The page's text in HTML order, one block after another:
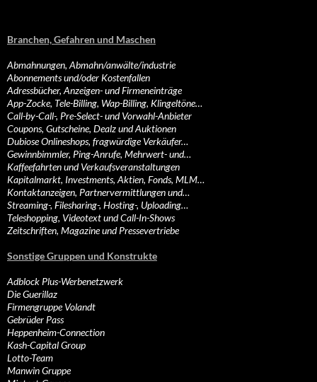
Branchen, Gefahren und Maschen
Abmahnungen, Abmahn/anwälte/industrie
Abonnements und/oder Kostenfallen
Adressbücher, Anzeigen- und Firmeneinträge
App-Zocke, Tele-Billing, Wap-Billing, Klingeltöne…
Call-by-Call-, Pre-Select- und Vorwahl-Anbieter
Coupons, Gutscheine, Dealz und Auktionen
Dubiose Onlineshops, fragwürdige Verkäufer…
Gewinnbimmler, Ping-Anrufe, Mehrwert- und…
Kaffeefahrten und Verkaufsveranstaltungen
Kapitalmarkt, Investments, Aktien, Fonds, MLM…
Kontaktanzeigen, Partnervermittlungen und…
Streaming-, Filesharing-, Hosting-, Uploading…
Teleshopping, Videotext und Call-In-Shows
Zeitschriften, Magazine und Pressevertriebe
Sonstige Gruppen und Konstrukte
Adblock Plus-Werbenetzwerk
Die Guerillaz
Firmengruppe Volandt
Gebrüder Pass
Heppenheim-Connection
Kash-Capital Group
Lotto-Team
Manwin Gruppe